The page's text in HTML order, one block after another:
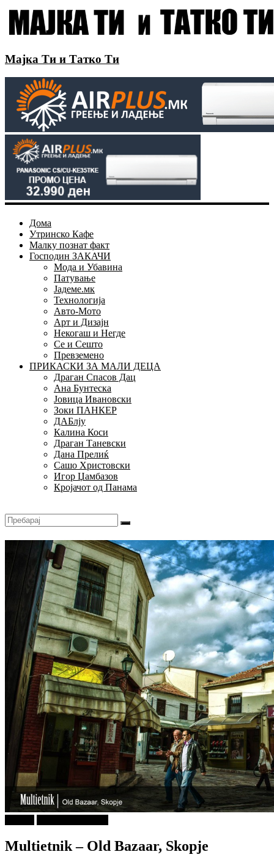
Мајка Ти и Татко Ти
Дома
Утринско Кафе
Малку познат факт
Господин ЗАКАЧИ
Мода и Убавина
Патување
Јадеме.мк
Технологија
Авто-Мото
Арт и Дизајн
Некогаш и Негде
Се и Сешто
Превземено
ПРИКАСКИ ЗА МАЛИ ДЕЦА
Драган Спасов Дац
Ана Бунтеска
Јовица Ивановски
Зоки ПАНКЕР
ДАБлју
Калина Коси
Драган Таневски
Дана Прелиќ
Сашо Христовски
Игор Џамбазов
Кројачот од Панама
Multietnik – Old Bazaar, Skopje